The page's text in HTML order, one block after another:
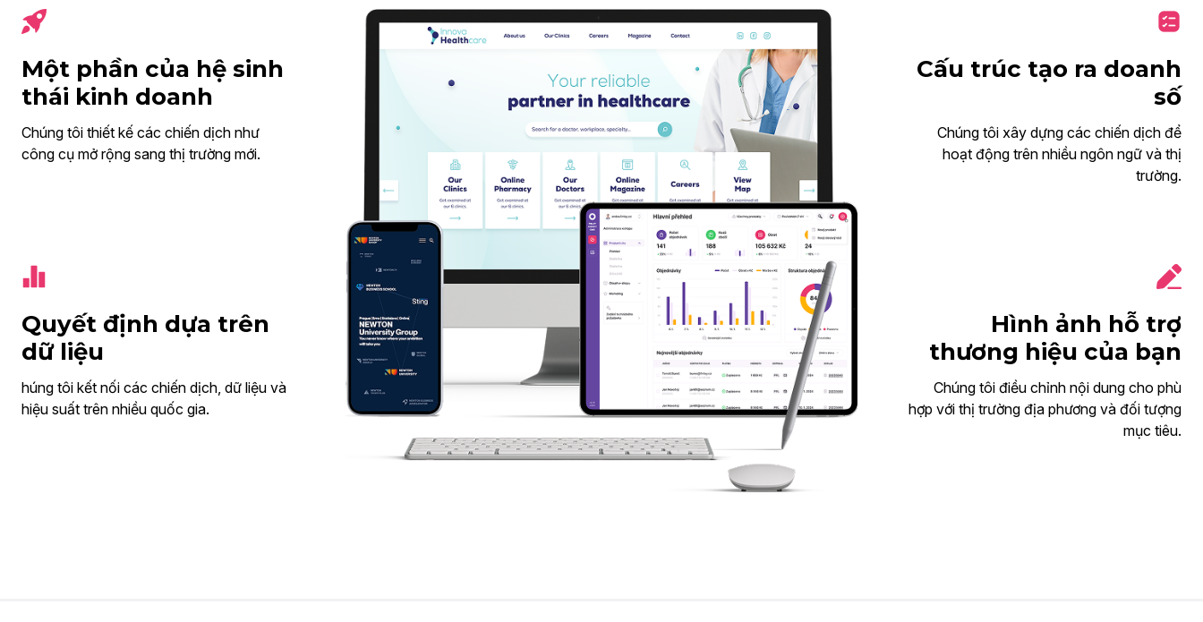
Một phần của hệ sinh
thái kinh doanh
Chúng tôi thiết kế các chiến dịch như
công cụ mở rộng sang thị trường mới.
Quyết định dựa trên
dữ liệu
húng tôi kết nối các chiến dịch, dữ liệu và
hiệu suất trên nhiều quốc gia.
Cấu trúc tạo ra doanh
số
Chúng tôi xây dựng các chiến dịch để
hoạt động trên nhiều ngôn ngữ và thị
trường.
Hình ảnh hỗ trợ
thương hiệu của bạn
Chúng tôi điều chỉnh nội dung cho phù
hợp với thị trường địa phương và đối tượng
mục tiêu.